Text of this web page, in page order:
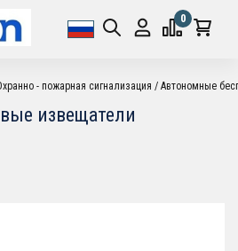
0
- пожарная сигнализация Автономные
извещатели